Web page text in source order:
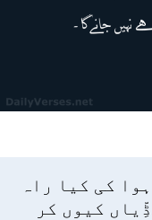
کی کیا راہ
کیوں کر